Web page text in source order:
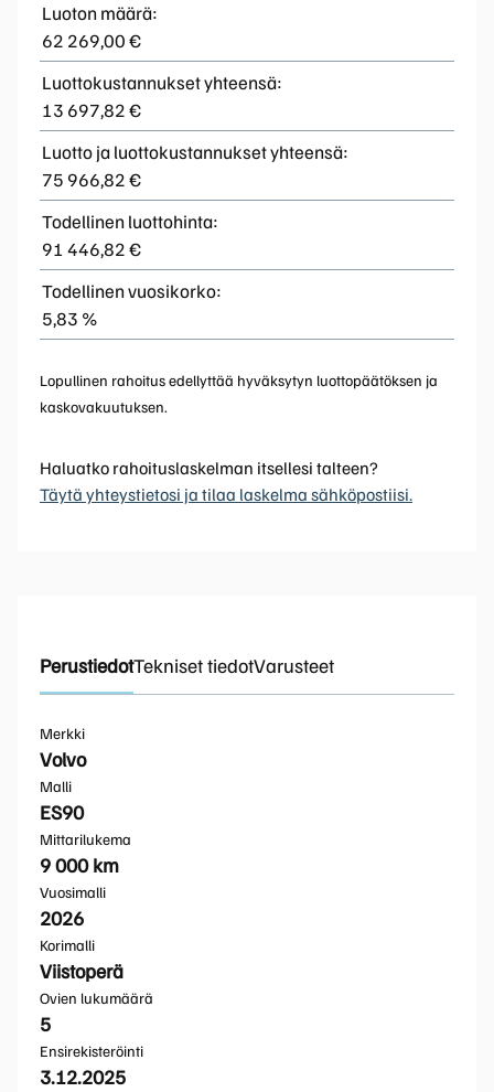
Luoton määrä:
62 269,00 €
Luottokustannukset yhteensä:
13 697,82 €
Luotto ja luottokustannukset yhteensä:
75 966,82 €
Todellinen luottohinta:
91 446,82 €
Todellinen vuosikorko:
5,83 %
Lopullinen rahoitus edellyttää hyväksytyn luottopäätöksen ja
kaskovakuutuksen.
Haluatko rahoituslaskelman itsellesi talteen?
Täytä yhteystietosi ja tilaa laskelma sähköpostiisi.
PerustiedotTekniset tiedotVarusteet
Merkki
Volvo
Malli
ES90
Mittarilukema
9 000 km
Vuosimalli
2026
Korimalli
Viistoperä
Ovien lukumäärä
5
Ensirekisteröinti
3.12.2025